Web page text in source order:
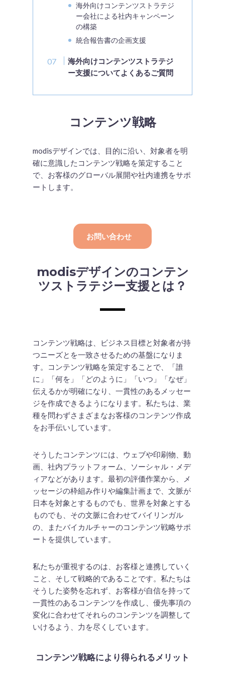
海外向けコンテンツストラテジ
ー会社による社内キャンペーン
の構築
統合報告書の企画支援
海外向けコンテンツストラテジ
ー支援についてよくあるご質問
コンテンツ戦略
modisデザインでは、目的に沿い、対象者を明
確に意識したコンテンツ戦略を策定すること
で、お客様のグローバル展開や社内連携をサポ
ートします。
お問い合わせ
modisデザインのコンテン
ツストラテジー支援とは？
コンテンツ戦略は、ビジネス目標と対象者が持
つニーズとを一致させるための基盤になりま
す。コンテンツ戦略を策定することで、「誰
に」「何を」「どのように」「いつ」「なぜ」
伝えるかが明確になり、一貫性のあるメッセー
ジを作成できるようになります。私たちは、業
種を問わずさまざまなお客様のコンテンツ作成
をお手伝いしています。
そうしたコンテンツには、ウェブや印刷物、動
画、社内プラットフォーム、ソーシャル・メデ
ィアなどがあります。最初の評価作業から、メ
ッセージの枠組み作りや編集計画まで、文脈が
日本を対象とするものでも、世界を対象とする
ものでも、その文脈に合わせてバイリンガル
の、またバイカルチャーのコンテンツ戦略サポ
ートを提供しています。
私たちが重視するのは、お客様と連携していく
こと、そして戦略的であることです。私たちは
そうした姿勢を忘れず、お客様が自信を持って
一貫性のあるコンテンツを作成し、優先事項の
変化に合わせてそれらのコンテンツを調整して
いけるよう、力を尽くしています。
コンテンツ戦略により得られるメリット